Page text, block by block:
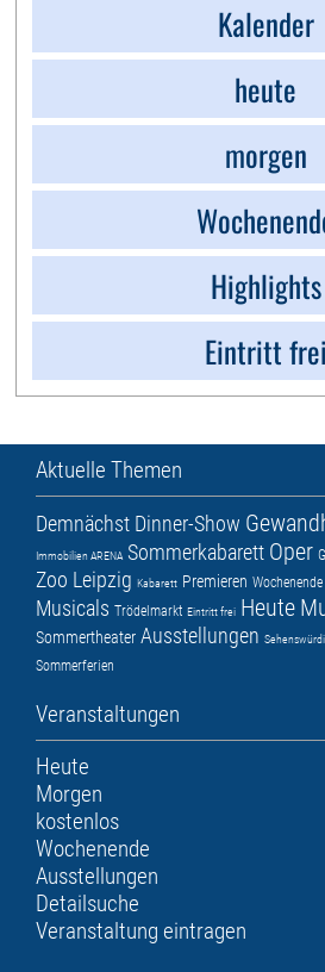
Kalender
heute
morgen
Highlights
Eintritt frei
Aktuelle Themen
Demnächst Dinner-Show
Immobilien ARENA Sommerkabarett Oper
Zoo Leipzig Kabarett Premieren Wochenende
Musicals Trödelmarkt Eintritt frei Heute
Sommertheater Ausstellungen
Sommerferien
Veranstaltungen
Heute
Morgen
kostenlos
Wochenende
Ausstellungen
Detailsuche
Veranstaltung eintragen